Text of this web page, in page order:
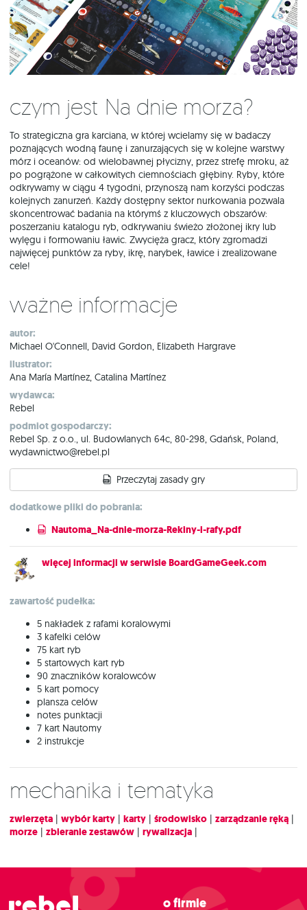
Czym jest Na dnie morza?
To strategiczna gra karciana, w której wcielamy się w badaczy
poznających wodną faunę i zanurzających się w kolejne warstwy
mórz i oceanów: od wielobawnej płycizny, przez strefę mroku, aż
po pogrążone w całkowitych ciemnościach głębiny. Ryby, które
odkrywamy w ciągu 4 tygodni, przynoszą nam korzyści podczas
kolejnych zanurzeń. Każdy dostępny sektor nurkowania pozwala
skoncentrować badania na którymś z kluczowych obszarów:
poszerzaniu katalogu ryb, odkrywaniu świeżo złożonej ikry lub
wylęgu i formowaniu ławic. Zwycięża gracz, który zgromadzi
najwięcej punktów za ryby, ikrę, narybek, ławice i zrealizowane
cele!
Ważne informacje
autor:
Michael O'Connell, David Gordon, Elizabeth Hargrave
ilustrator:
Ana María Martínez, Catalina Martínez
wydawca:
Rebel
podmiot gospodarczy:
Rebel Sp. z o.o., ul. Budowlanych 64c, 80-298, Gdańsk, Poland,
wydawnictwo@rebel.pl
Przeczytaj zasady gry
dodatkowe pliki do pobrania:
Nautoma_Na-dnie-morza-Rekiny-i-rafy.pdf
więcej informacji w serwisie BoardGameGeek.com
zawartość pudełka:
5 nakładek z rafami koralowymi
3 kafelki celów
75 kart ryb
5 startowych kart ryb
90 znaczników koralowców
5 kart pomocy
plansza celów
notes punktacji
7 kart Nautomy
2 instrukcje
Mechanika i tematyka
zwierzęta | wybór karty | karty | środowisko | zarządzanie ręką |
morze | zbieranie zestawów | rywalizacja |
O firmie